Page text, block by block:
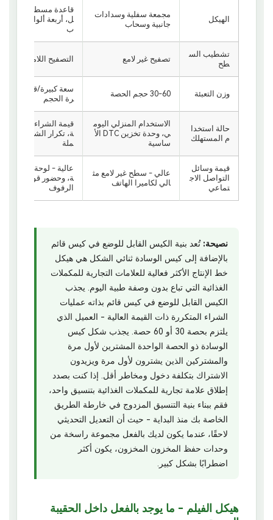
الهيكل
مجمعة سفلية وسدادات
جانبية وسحاب
قاعدة مسطحة الهيك
ل، أربعة ألواح، سحا
ب
تشطيب الس
طح
تصفيح غير لامع التصفيح اللامع
وزن التعبئة 30-60 حجم الحصة
سعة كبيرة/قيمة كبي
رة الحجم
حالة استخدا
م المستهلك
الاستخدام المنزلي اليوم
ي، وحدة تخزين DTC الأ
ساسية
قيمة الشراء بالجمل
ة، تكرار الشراء بالج
ملة
قيمة وسائل
التواصل الاج
تماعي
عالي - سطح غير لامع مث
الي لكاميرا الهاتف
عالية - لوحة عريض
ة، وحضور قوي على
الرفوف
نصيحة: تُعد بنية الكيس القابل للوضع في كيس قائم
بالإضافة إلى كيس الوسادة ثنائي الشكل هي هيكل
خط الإنتاج الأكثر فعالية للعلامات التجارية للمكملات
الغذائية التي تباع بدون وصفة طبية اليوم. يجذب
الكيس القابل للوضع في كيس قائم بذاته عمليات
الشراء المتكررة ذات القيمة العالية - العميل الذي
يلتزم بحصة 30 أو 60 حصة. يجذب شكل كيس
الوسادة ذو الحصة الواحدة المشترين لأول مرة
والمشتركين الذين يشترون لأول مرة ويزيدون
الاشتراك بتكلفة دخول ومخاطر أقل. إذا كنت بصدد
إطلاق علامة تجارية للمكملات الغذائية بتنسيق واحد،
فقم ببناء بنية التنسيق المزدوج في خارطة الطريق
الخاصة بك منذ البداية - حيث أن التعديل التحديثي
لاحقًا، عندما يكون لديك بالفعل مجموعة راسخة من
وحدات حفظ المخزون المخزون، يكون أكثر
اضطرابًا بشكل كبير.
هيكل الفيلم - ما يوجد بالفعل داخل الحقيبة